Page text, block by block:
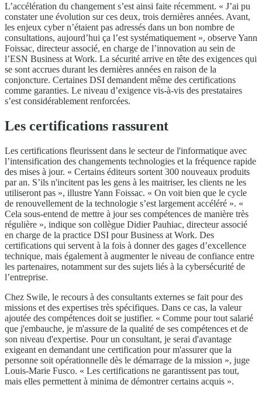
L’accélération du changement s’est ainsi faite récemment. « J’ai pu
constater une évolution sur ces deux, trois dernières années. Avant,
les enjeux cyber n’étaient pas adressés dans un bon nombre de
consultations, aujourd’hui ça l’est systématiquement », observe Yann
Foissac, directeur associé, en charge de l’innovation au sein de
l’ESN Business at Work. La sécurité arrive en tête des exigences qui
se sont accrues durant les dernières années en raison de la
conjoncture. Certaines DSI demandent même des certifications
comme garanties. Le niveau d’exigence vis-à-vis des prestataires
s’est considérablement renforcées.
Les certifications rassurent
Les certifications fleurissent dans le secteur de l'informatique avec
l’intensification des changements technologies et la fréquence rapide
des mises à jour. « Certains éditeurs sortent 300 nouveaux produits
par an. S’ils n'incitent pas les gens à les maitriser, les clients ne les
utiliseront pas », illustre Yann Foissac. « On voit bien que le cycle
de renouvellement de la technologie s’est largement accéléré ». «
Cela sous-entend de mettre à jour ses compétences de manière très
régulière », indique son collègue Didier Pauhiac, directeur associé
en charge de la practice DSI pour Business at Work. Des
certifications qui servent à la fois à donner des gages d’excellence
technique, mais également à augmenter le niveau de confiance entre
les partenaires, notamment sur des sujets liés à la cybersécurité de
l’entreprise.
Chez Swile, le recours à des consultants externes se fait pour des
missions et des expertises très spécifiques. Dans ce cas, la valeur
ajoutée des compétences doit se justifier. « Comme pour tout salarié
que j'embauche, je m'assure de la qualité de ses compétences et de
son niveau d'expertise. Pour un consultant, je serai d'avantage
exigeant en demandant une certification pour m'assurer que la
personne soit opérationnelle dès le démarrage de la mission », juge
Louis-Marie Fusco. « Les certifications ne garantissent pas tout,
mais elles permettent à minima de démontrer certains acquis ».